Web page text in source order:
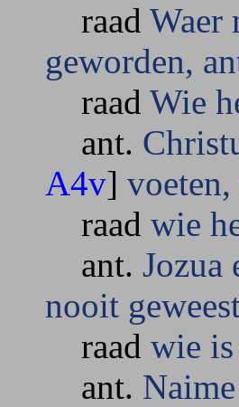
raad Waer
geworden,
raad Wie
ant.
A4v]
raad wie
ant. Jozua
nooit
raad wie is
ant.